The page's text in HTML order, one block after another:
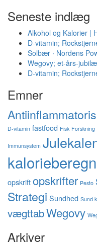
Seneste indlæg
Alkohol og Kalorier |
D-vitamin;
Solbær ∙ Nordens
Wegovy; et-års-
D-vitamin;
Emner
D-vitamin fastfood Fisk Forskning
Immunsystem
opskriftopskrifter Pesto
Strategi Sundhed Sund
vægttabWegovy
Arkiver